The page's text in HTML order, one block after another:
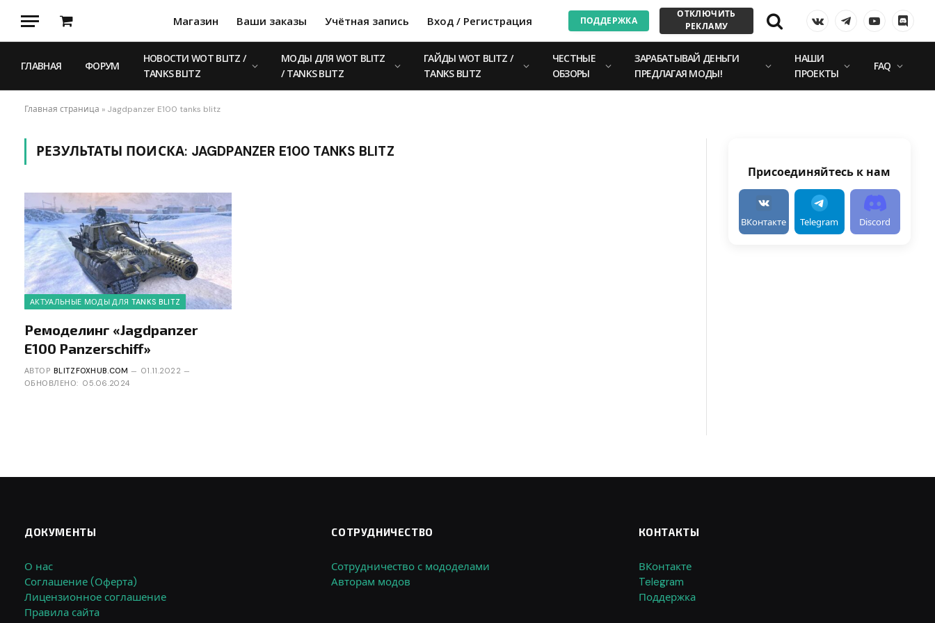
Корзина
Магазин Ваши заказы Учётная запись Вход / Регистрация ПОДДЕРЖКА
ОТКЛЮЧИТЬ
РЕКЛАМУ
VKontakteTelegramYouTube
ГЛАВНАЯ ФОРУМ
НОВОСТИ WOT BLITZ /
TANKS BLITZ
МОДЫ ДЛЯ WOT BLITZ
/ TANKS BLITZ
ГАЙДЫ WOT BLITZ /
TANKS BLITZ
ЧЕСТНЫЕ
ОБЗОРЫ
ЗАРАБАТЫВАЙ ДЕНЬГИ
ПРЕДЛАГАЯ МОДЫ!
НАШИ
ПРОЕКТЫ
FAQ
Главная страница » Jagdpanzer E100 tanks blitz
РЕЗУЛЬТАТЫ ПОИСКА: JAGDPANZER E100 TANKS BLITZ
АКТУАЛЬНЫЕ МОДЫ ДЛЯ TANKS BLITZ
Ремоделинг «Jagdpanzer
E100 Panzerschiff»
АВТОР BLITZFOXHUB.COM
01.11.2022
ОБНОВЛЕНО: 05.06.2024
Присоединяйтесь к нам
ВКонтакте Telegram Discord
ДОКУМЕНТЫ
О нас
Соглашение (Оферта)
Лицензионное соглашение
Правила сайта
СОТРУДНИЧЕСТВО
Сотрудничество с мододелами
Авторам модов
КОНТАКТЫ
ВКонтакте
Telegram
Поддержка